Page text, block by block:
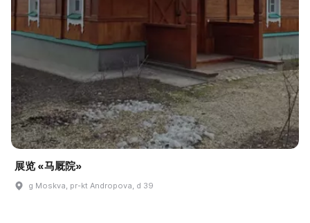
展览 «马厩院»
g Moskva, pr-kt Andropova, d 39